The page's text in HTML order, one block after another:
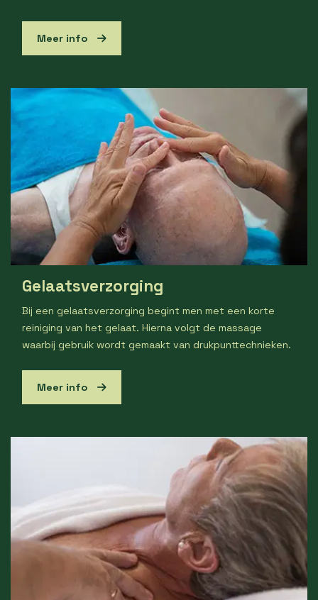
Meer info
Gelaatsverzorging
Bij een gelaatsverzorging begint men met een korte
reiniging van het gelaat. Hierna volgt de massage
waarbij gebruik wordt gemaakt van drukpunttechnieken.
Meer info